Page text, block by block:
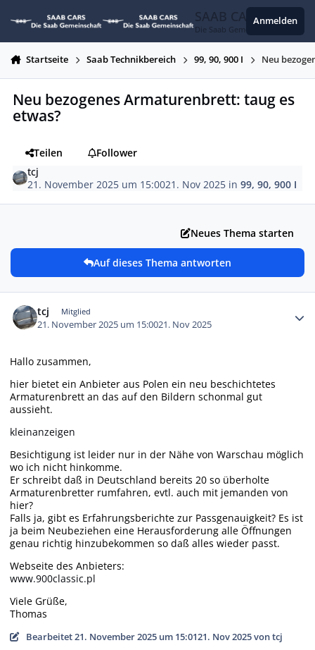
SAAB CARS
Die Saab Gemeinschaft
Anmelden
Startseite Saab Technikbereich 99, 90, 900 I Neu
Neu bezogenes Armaturenbrett: taug es
etwas?
Teilen
Follower
tcj
21. November 2025 um 15:0021. Nov 2025 in99, 90, 900 I
Neues Thema starten
Auf dieses Thema antworten
tcj Mitglied
21. November 2025 um 15:0021. Nov 2025
Hallo zusammen,
hier bietet ein Anbieter aus Polen ein neu beschichtetes
Armaturenbrett an das auf den Bildern schonmal gut
aussieht.
kleinanzeigen
Besichtigung ist leider nur in der Nähe von Warschau möglich
wo ich nicht hinkomme.
Er schreibt daß in Deutschland bereits 20 so überholte
Armaturenbretter rumfahren, evtl. auch mit jemanden von
hier?
Falls ja, gibt es Erfahrungsberichte zur Passgenauigkeit? Es ist
ja beim Neubeziehen eine Herausforderung alle Öffnungen
genau richtig hinzubekommen so daß alles wieder passt.
Webseite des Anbieters:
www.900classic.pl
Viele Grüße,
Thomas
Bearbeitet21. November 2025 um 15:0121. Nov 2025von tcj